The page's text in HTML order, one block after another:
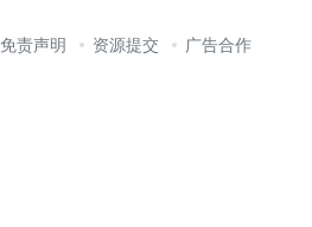
免责声明 资源提交 广告合作